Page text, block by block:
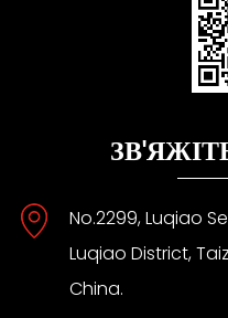
No.2299, Luqiao
Luqiao District,
China.